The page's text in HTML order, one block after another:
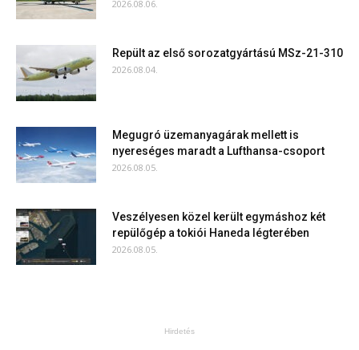
2026.08.06.
Repült az első sorozatgyártású MSz-21-310
2026.08.04.
Megugró üzemanyagárak mellett is
nyereséges maradt a Lufthansa-csoport
2026.08.05.
Veszélyesen közel került egymáshoz két
repülőgép a tokiói Haneda légterében
2026.08.05.
Hirdetés